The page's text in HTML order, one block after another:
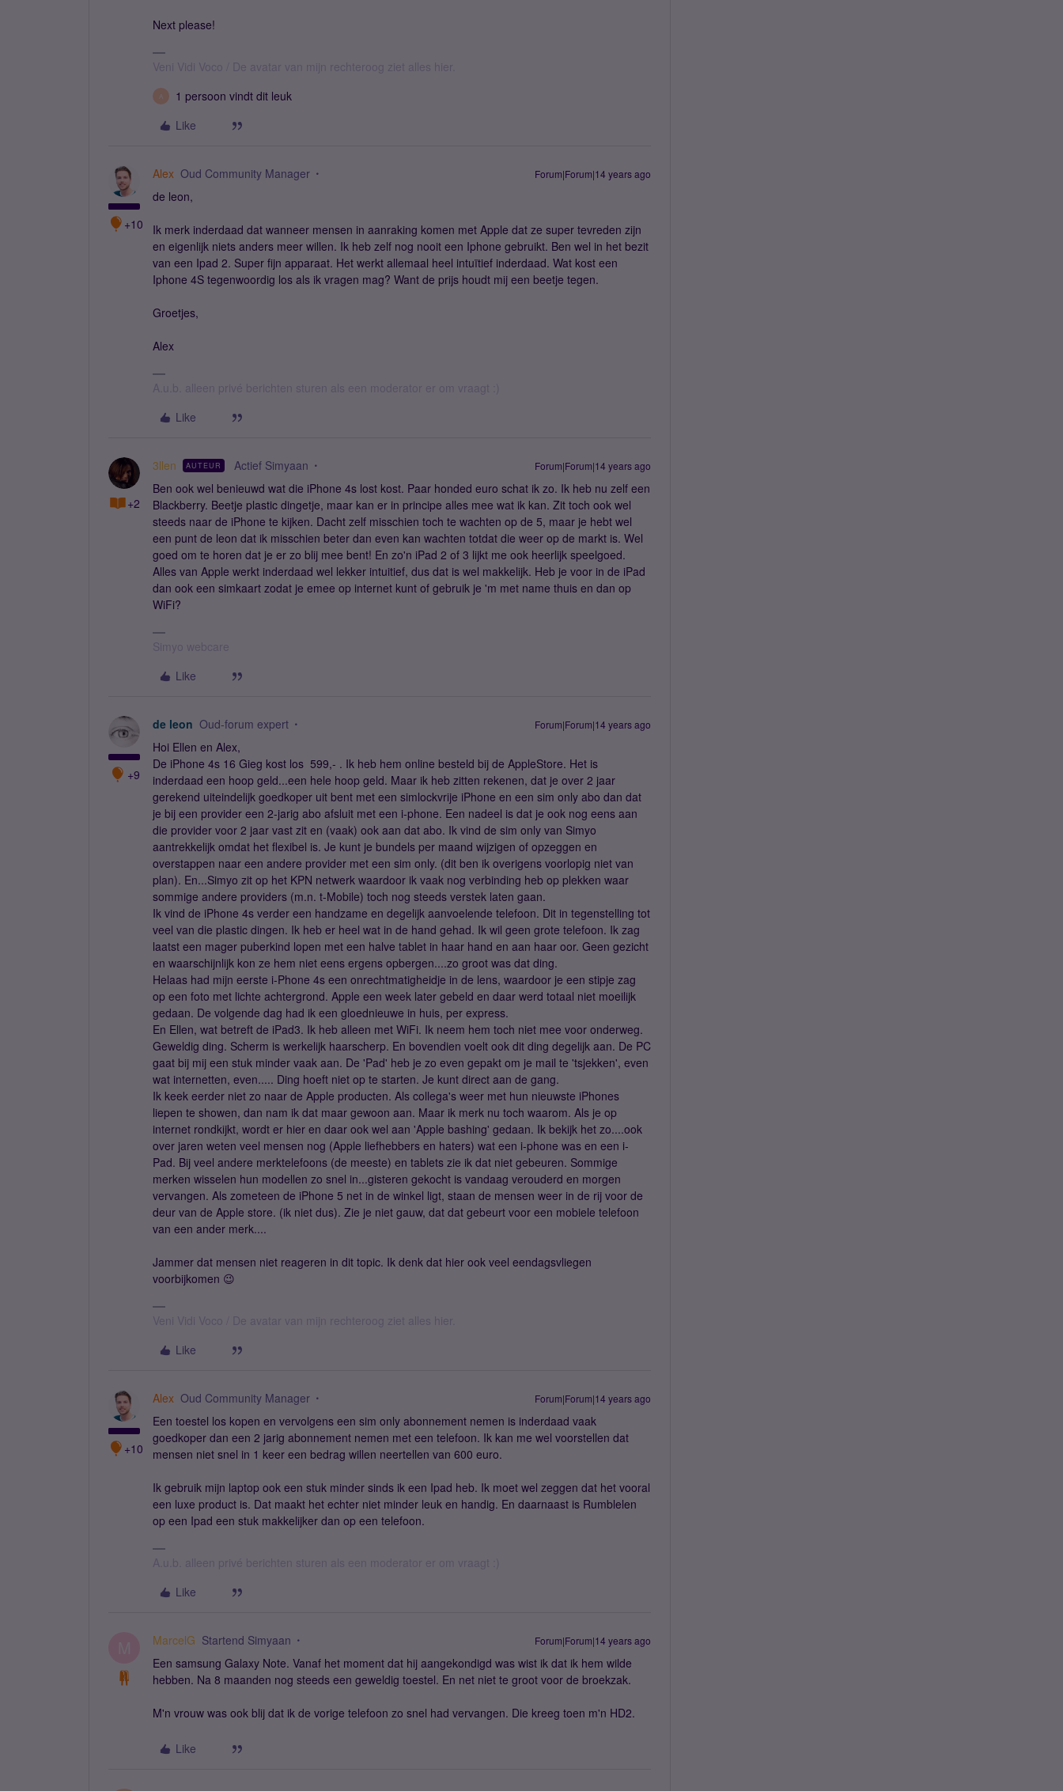
Next please!
Veni Vidi Voco / De avatar van mijn rechteroog ziet alles hier.
A
1 persoon vindt dit leuk
Like
+10
Alex Oud Community Manager Forum|Forum|14 years ago
de leon,
Ik merk inderdaad dat wanneer mensen in aanraking komen met Apple dat ze super tevreden zijn
en eigenlijk niets anders meer willen. Ik heb zelf nog nooit een Iphone gebruikt. Ben wel in het bezit
van een Ipad 2. Super fijn apparaat. Het werkt allemaal heel intuïtief inderdaad. Wat kost een
Iphone 4S tegenwoordig los als ik vragen mag? Want de prijs houdt mij een beetje tegen.
Groetjes,
Alex
A.u.b. alleen privé berichten sturen als een moderator er om vraagt :)
Like
+2
3llen AUTEUR Actief Simyaan Forum|Forum|14 years ago
Ben ook wel benieuwd wat die iPhone 4s lost kost. Paar honded euro schat ik zo. Ik heb nu zelf een
Blackberry. Beetje plastic dingetje, maar kan er in principe alles mee wat ik kan. Zit toch ook wel
steeds naar de iPhone te kijken. Dacht zelf misschien toch te wachten op de 5, maar je hebt wel
een punt de leon dat ik misschien beter dan even kan wachten totdat die weer op de markt is. Wel
goed om te horen dat je er zo blij mee bent! En zo'n iPad 2 of 3 lijkt me ook heerlijk speelgoed.
Alles van Apple werkt inderdaad wel lekker intuitief, dus dat is wel makkelijk. Heb je voor in de iPad
dan ook een simkaart zodat je emee op internet kunt of gebruik je 'm met name thuis en dan op
WiFi?
Simyo webcare
Like
+9
de leon Oud-forum expert Forum|Forum|14 years ago
Hoi Ellen en Alex,
De iPhone 4s 16 Gieg kost los  599,- . Ik heb hem online besteld bij de AppleStore. Het is
inderdaad een hoop geld...een hele hoop geld. Maar ik heb zitten rekenen, dat je over 2 jaar
gerekend uiteindelijk goedkoper uit bent met een simlockvrije iPhone en een sim only abo dan dat
je bij een provider een 2-jarig abo afsluit met een i-phone. Een nadeel is dat je ook nog eens aan
die provider voor 2 jaar vast zit en (vaak) ook aan dat abo. Ik vind de sim only van Simyo
aantrekkelijk omdat het flexibel is. Je kunt je bundels per maand wijzigen of opzeggen en
overstappen naar een andere provider met een sim only. (dit ben ik overigens voorlopig niet van
plan). En...Simyo zit op het KPN netwerk waardoor ik vaak nog verbinding heb op plekken waar
sommige andere providers (m.n. t-Mobile) toch nog steeds verstek laten gaan.
Ik vind de iPhone 4s verder een handzame en degelijk aanvoelende telefoon. Dit in tegenstelling tot
veel van die plastic dingen. Ik heb er heel wat in de hand gehad. Ik wil geen grote telefoon. Ik zag
laatst een mager puberkind lopen met een halve tablet in haar hand en aan haar oor. Geen gezicht
en waarschijnlijk kon ze hem niet eens ergens opbergen....zo groot was dat ding.
Helaas had mijn eerste i-Phone 4s een onrechtmatigheidje in de lens, waardoor je een stipje zag
op een foto met lichte achtergrond. Apple een week later gebeld en daar werd totaal niet moeilijk
gedaan. De volgende dag had ik een gloednieuwe in huis, per express.
En Ellen, wat betreft de iPad3. Ik heb alleen met WiFi. Ik neem hem toch niet mee voor onderweg.
Geweldig ding. Scherm is werkelijk haarscherp. En bovendien voelt ook dit ding degelijk aan. De PC
gaat bij mij een stuk minder vaak aan. De 'Pad' heb je zo even gepakt om je mail te 'tsjekken', even
wat internetten, even..... Ding hoeft niet op te starten. Je kunt direct aan de gang.
Ik keek eerder niet zo naar de Apple producten. Als collega's weer met hun nieuwste iPhones
liepen te showen, dan nam ik dat maar gewoon aan. Maar ik merk nu toch waarom. Als je op
internet rondkijkt, wordt er hier en daar ook wel aan 'Apple bashing' gedaan. Ik bekijk het zo....ook
over jaren weten veel mensen nog (Apple liefhebbers en haters) wat een i-phone was en een i-
Pad. Bij veel andere merktelefoons (de meeste) en tablets zie ik dat niet gebeuren. Sommige
merken wisselen hun modellen zo snel in...gisteren gekocht is vandaag verouderd en morgen
vervangen. Als zometeen de iPhone 5 net in de winkel ligt, staan de mensen weer in de rij voor de
deur van de Apple store. (ik niet dus). Zie je niet gauw, dat dat gebeurt voor een mobiele telefoon
van een ander merk....
Jammer dat mensen niet reageren in dit topic. Ik denk dat hier ook veel eendagsvliegen
voorbijkomen 😉
Veni Vidi Voco / De avatar van mijn rechteroog ziet alles hier.
Like
+10
Alex Oud Community Manager Forum|Forum|14 years ago
Een toestel los kopen en vervolgens een sim only abonnement nemen is inderdaad vaak
goedkoper dan een 2 jarig abonnement nemen met een telefoon. Ik kan me wel voorstellen dat
mensen niet snel in 1 keer een bedrag willen neertellen van 600 euro.
Ik gebruik mijn laptop ook een stuk minder sinds ik een Ipad heb. Ik moet wel zeggen dat het vooral
een luxe product is. Dat maakt het echter niet minder leuk en handig. En daarnaast is Rumblelen
op een Ipad een stuk makkelijker dan op een telefoon.
A.u.b. alleen privé berichten sturen als een moderator er om vraagt :)
Like
MarcelG Startend Simyaan Forum|Forum|14 years ago
Een samsung Galaxy Note. Vanaf het moment dat hij aangekondigd was wist ik dat ik hem wilde
hebben. Na 8 maanden nog steeds een geweldig toestel. En net niet te groot voor de broekzak.
M'n vrouw was ook blij dat ik de vorige telefoon zo snel had vervangen. Die kreeg toen m'n HD2.
Like